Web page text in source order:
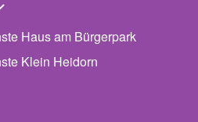
von Gottesdienste
Haus am Bürgerpark
Klein Heidorn